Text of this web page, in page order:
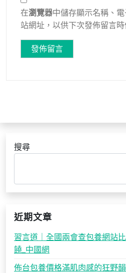
在瀏覽器中儲存顯示名稱、
站網址，以供下次發佈留言時
搜尋
近期文章
習言道｜全國兩會查包養網站
饒_中國網
佈台包養價格滿肌肉感的狂野